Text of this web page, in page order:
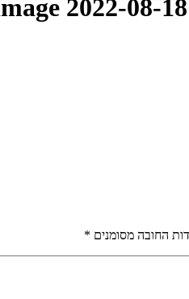
2022-08-
החובה מסומנים *